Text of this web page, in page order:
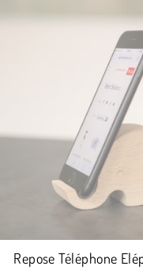
Repose Téléphone